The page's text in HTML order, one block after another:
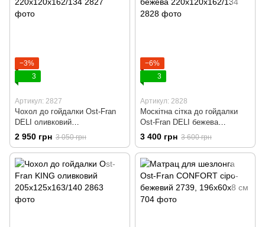
−3%
3
Артикул: 2827
Чохол до гойдалки Ost-Fran
DELI оливковий
220x120x162/134
2 950 грн 3 050 грн
−6%
3
Артикул: 2828
Москітна сітка до гойдалки
Ost-Fran DELI бежева
220х120х162/134
3 400 грн 3 600 грн